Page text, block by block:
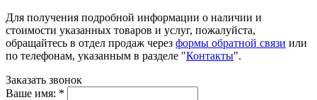
Для получения подробной информации о наличии и
стоимости указанных товаров и услуг, пожалуйста,
обращайтесь в отдел продаж через формы обратной связи или
по телефонам, указанным в разделе "Контакты".
Заказать звонок
Ваше имя: *